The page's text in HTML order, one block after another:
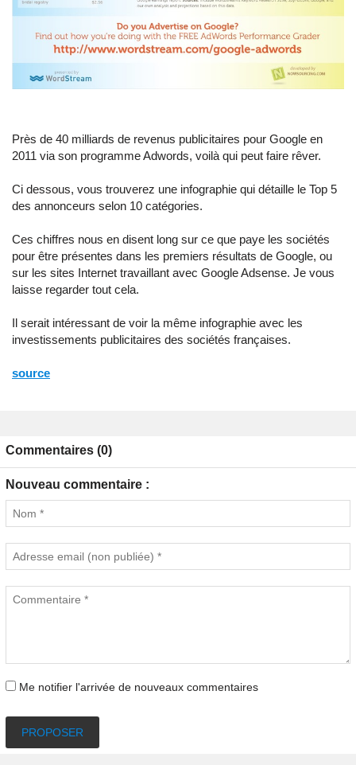
Près de 40 milliards de revenus publicitaires pour Google en
2011 via son programme Adwords, voilà qui peut faire rêver.
Ci dessous, vous trouverez une infographie qui détaille le Top 5
des annonceurs selon 10 catégories.
Ces chiffres nous en disent long sur ce que paye les sociétés
pour être présentes dans les premiers résultats de Google, ou
sur les sites Internet travaillant avec Google Adsense. Je vous
laisse regarder tout cela.
Il serait intéressant de voir la même infographie avec les
investissements publicitaires des sociétés françaises.
source
Commentaires (0)
Nouveau commentaire :
Me notifier l'arrivée de nouveaux commentaires
PROPOSER